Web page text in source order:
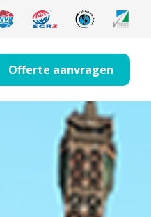
Offerte aanvragen